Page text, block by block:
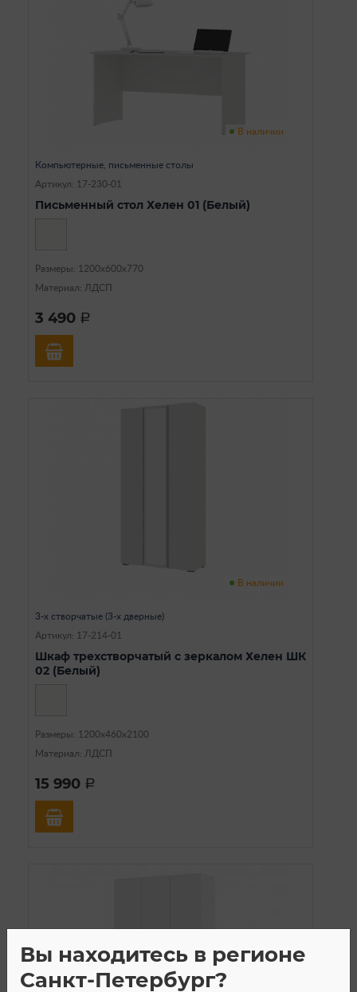
В наличии
Компьютерные, письменные столы
Артикул: 17-230-01
Письменный стол Хелен 01 (Белый)
Размеры: 1200х600х770
Материал: ЛДСП
3 490 a
В наличии
3-х створчатые (3-х дверные)
Артикул: 17-214-01
Шкаф трехстворчатый с зеркалом Хелен ШК
02 (Белый)
Размеры: 1200х460х2100
Материал: ЛДСП
15 990 a
Вы находитесь в регионе
Санкт-Петербург?